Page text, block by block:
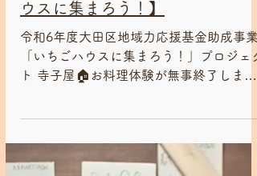
2024年11月17日
2024/11/17 寺子屋🏠ホットプ